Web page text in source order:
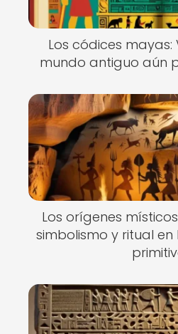
Los códices
mundo antiguo aún
Los orígenes
simbolismo y ritual